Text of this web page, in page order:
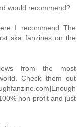
would recommend?
I recommend The
ska fanzines on the
from the most
Check them out
non-profit and just